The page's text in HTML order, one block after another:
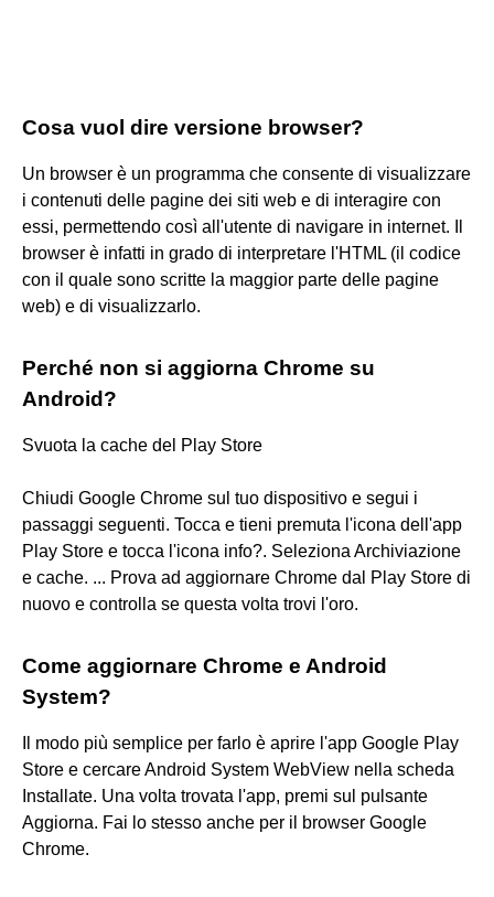
Cosa vuol dire versione browser?
Un browser è un programma che consente di visualizzare
i contenuti delle pagine dei siti web e di interagire con
essi, permettendo così all'utente di navigare in internet. Il
browser è infatti in grado di interpretare l'HTML (il codice
con il quale sono scritte la maggior parte delle pagine
web) e di visualizzarlo.
Perché non si aggiorna Chrome su
Android?
Svuota la cache del Play Store
Chiudi Google Chrome sul tuo dispositivo e segui i
passaggi seguenti. Tocca e tieni premuta l'icona dell'app
Play Store e tocca l'icona info?. Seleziona Archiviazione
e cache. ... Prova ad aggiornare Chrome dal Play Store di
nuovo e controlla se questa volta trovi l'oro.
Come aggiornare Chrome e Android
System?
Il modo più semplice per farlo è aprire l'app Google Play
Store e cercare Android System WebView nella scheda
Installate. Una volta trovata l'app, premi sul pulsante
Aggiorna. Fai lo stesso anche per il browser Google
Chrome.